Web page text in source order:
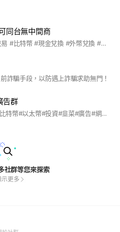
同台無中間商
#USDT #OTC #場外交易 #比特幣 #現金兌換 #外幣兌換 #泰達幣 #btc #加密貨幣 #虛擬貨幣 #線上交易 #線下交易 #交流 #無中間商
詐騙手段，以防遇上詐騙求助無門！
告群
#虛擬貨幣#加密貨幣#比特幣#以太幣#投資#韭菜#廣告#網路賺錢#禁詐騙 #BTC #ETH #FTT #AVAX #SOL #Bingbon#幣安#派網
社群等您來探索
示更多